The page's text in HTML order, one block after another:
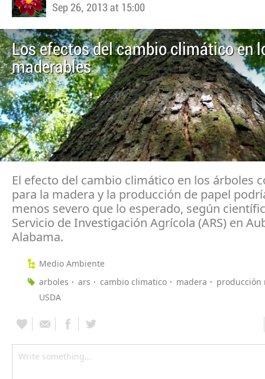
Sep 26, 2013 at 15:00
Los efectos del cambio climático en
maderables
El efecto del cambio climático en los árboles
para la madera y la producción de papel
menos severo que lo esperado, según
Servicio de Investigación Agrícola (ARS) en
Alabama.
Medio Ambiente
arboles
ars cambio climatico madera
producción
USDA